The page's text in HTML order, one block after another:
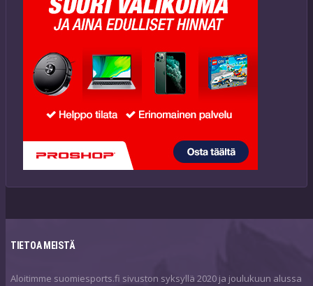
TIETOA MEISTÄ
Aloitimme suomiesports.fi sivuston syksyllä 2020 ja joulukuun alussa